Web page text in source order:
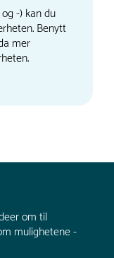
-) kan du
Benytt
mer
om til
mulighetene -